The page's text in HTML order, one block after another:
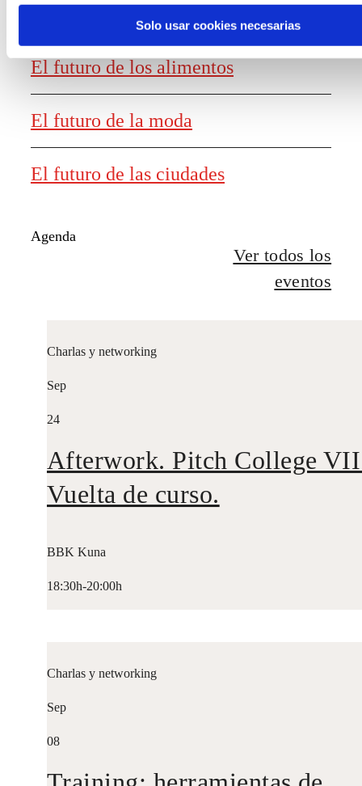
Solo usar cookies necesarias
El futuro de los alimentos
El futuro de la moda
El futuro de las ciudades
Agenda
Ver todos los
eventos
Charlas y networking
Sep
24
Afterwork. Pitch College
Vuelta de curso.
BBK Kuna
18:30h-20:00h
Charlas y networking
Sep
08